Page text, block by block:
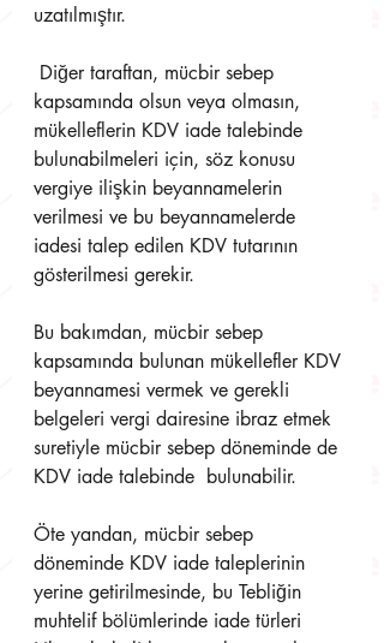
uzatılmıştır.
kapsamında olsun veya olmasın,
mükelleflerin KDV iade talebinde
bulunabilmeleri için, söz konusu
vergiye ilişkin beyannamelerin
verilmesi ve bu beyannamelerde
iadesi talep edilen KDV tutarının
gösterilmesi gerekir.
Bu bakımdan, mücbir sebep
kapsamında bulunan mükellefler KDV
beyannamesi vermek ve gerekli
belgeleri vergi dairesine ibraz etmek
suretiyle mücbir sebep döneminde de
KDV iade talebinde  bulunabilir.
Öte yandan, mücbir sebep
döneminde KDV iade taleplerinin
yerine getirilmesinde, bu Tebliğin
muhtelif bölümlerinde iade türleri